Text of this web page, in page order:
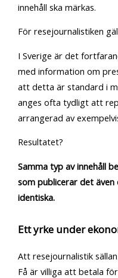
innehåll ska märkas.
För resejournalistiken
I Sverige är det
med information om
att detta är standard i
anges ofta tydligt att
arrangerad av
Resultatet?
Samma typ av innehåll
som publicerar det
identiska.
Ett yrke under
Att resejournalistik
Få är villiga att betala